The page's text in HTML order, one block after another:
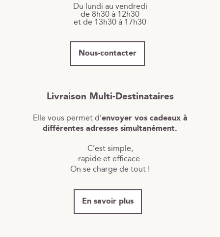
Du lundi au vendredi
de 8h30 à 12h30
et de 13h30 à 17h30
Nous-contacter
Livraison Multi-Destinataires
Elle vous permet d’envoyer vos cadeaux à
différentes adresses simultanément.
C’est simple,
rapide et efficace.
On se charge de tout !
En savoir plus